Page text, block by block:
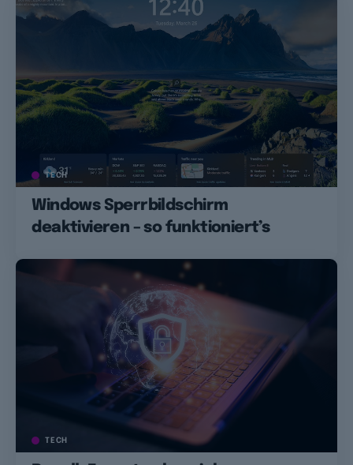
TECH
Windows Sperrbildschirm
deaktivieren – so funktioniert’s
TECH